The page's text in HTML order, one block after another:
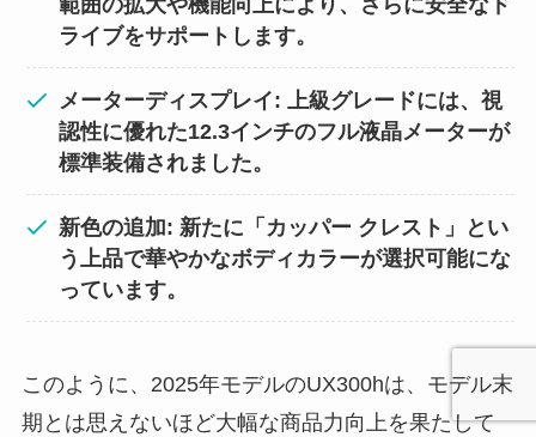
ライブをサポートします。
メーターディスプレイ: 上級グレードには、視
認性に優れた12.3インチのフル液晶メーターが
標準装備されました。
新色の追加: 新たに「カッパー クレスト」とい
う上品で華やかなボディカラーが選択可能にな
っています。
このように、2025年モデルのUX300hは、モデル末
期とは思えないほど大幅な商品力向上を果たして